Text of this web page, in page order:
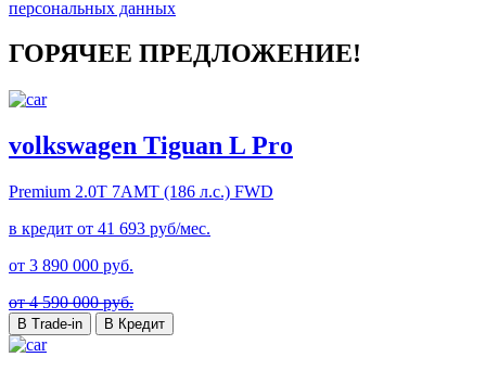
персональных данных
ГОРЯЧЕЕ ПРЕДЛОЖЕНИЕ!
volkswagen Tiguan L Pro
Premium 2.0T 7AMT (186 л.с.) FWD
в кредит от 41 693 руб/мес.
от 3 890 000 руб.
от 4 590 000 руб.
В Trade-in В Кредит